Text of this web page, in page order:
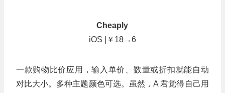
Cheaply
iOS |￥18→6
一款购物比价应用，输入单价、数量或折扣就能自动
对比大小。多种主题颜色可选。虽然，A 君觉得自己用